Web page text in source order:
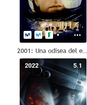
2001: Una odisea del espacio
5.1
2022